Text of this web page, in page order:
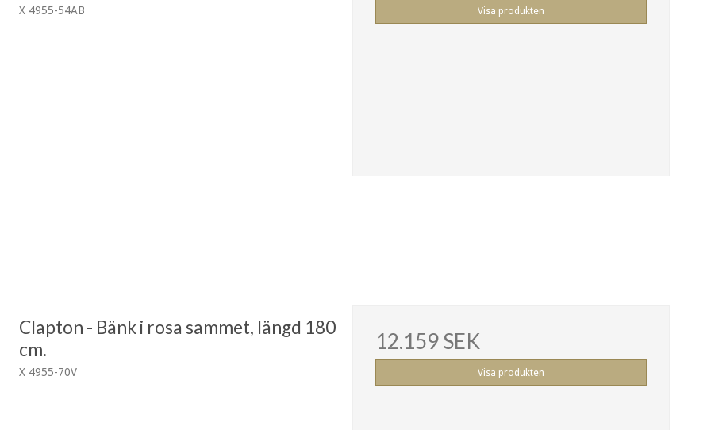
X 4955-54AB Visa produkten
Clapton - Bänk i rosa sammet, längd 180
cm.
X 4955-70V
12.159 SEK
Visa produkten